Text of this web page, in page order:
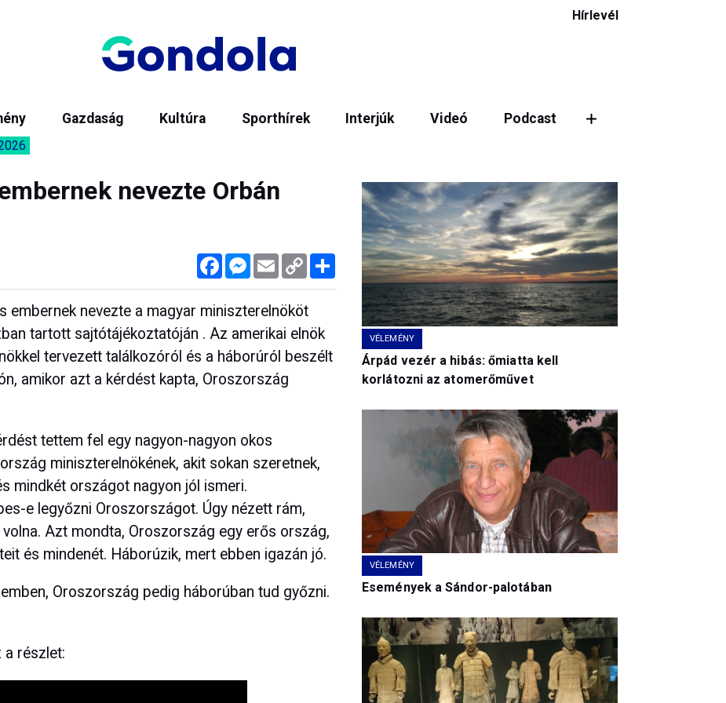
Hírlevél
Gazdaság Kultúra Sporthírek Interjúk Videó Podcast
nevezte Orbán
FacebookMessenger
Email Copy
Link
Megosztás
embernek nevezte a magyar miniszterelnököt
tartott sajtótájékoztatóján . Az amerikai elnök
tervezett találkozóról és a háborúról beszélt
amikor azt a kérdést kapta, Oroszország
tettem fel egy nagyon-nagyon okos
miniszterelnökének, akit sokan szeretnek,
mindkét országot nagyon jól ismeri.
e legyőzni Oroszországot. Úgy nézett rám,
Azt mondta, Oroszország egy erős ország,
és mindenét. Háborúzik, mert ebben igazán jó.
Oroszország pedig háborúban tud győzni.
részlet:
VÉLEMÉNY
Árpád vezér a hibás: őmiatta kell
korlátozni az atomerőművet
VÉLEMÉNY
Események a Sándor-palotában